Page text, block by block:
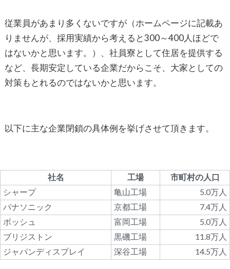
従業員があまり多くないですが（ホームページに記載あ
りませんが、採用実績から考えると300～400人ほどで
はないかと思います。）、社員寮として住居を提供する
など、長期安定している企業だからこそ、大家としての
対策もとれるのではないかと思います。
以下に主な企業閉鎖の具体例を挙げさせて頂きます。
社名 工場
市町村の人口
シャープ
亀山工場
5.0万人
パナソニック
京都工場
7.4万人
ボッシュ
富岡工場
5.0万人
ブリジストン
黒磯工場
11.8万人
ジャパンディスプレイ
深谷工場 14.5万人